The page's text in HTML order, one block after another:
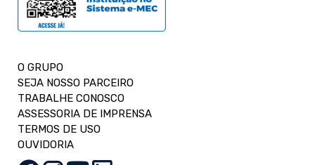
O GRUPO
SEJA NOSSO PARCEIRO
TRABALHE CONOSCO
ASSESSORIA DE IMPRENSA
TERMOS DE USO
OUVIDORIA